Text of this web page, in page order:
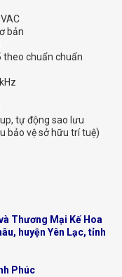
bản
theo chuẩn chuẩn
tự động sao lưu
bảo vệ sở hữu trí tuệ)
Thương Mại Kế Hoa
huyện Yên Lạc, tỉnh
Phúc